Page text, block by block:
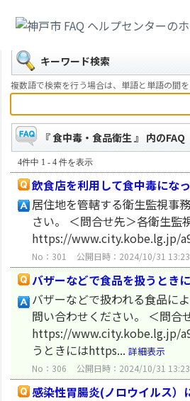
戻る
キーワード検索
複数語で検索を行う場合は、単語と単語の間を
『 食中毒・食品衛生 』 内のFAQ
4件中 1 - 4 件を表示
飲食店を利用して食中毒にな
居住地を管轄する衛生監視事
さい。 ＜問合せ先＞各衛生監
https://www.city.kobe.lg.jp/
No：301 公開日時：2024/10/31 13:23
バザーなどで食品を扱うとき
バザーなどで扱われる食品に
問い合わせください。 ＜問合
https://www.city.kobe.lg.jp/
うときにはhttps... 詳細表示
No：306 公開日時：2024/10/31 13:23
感染性胃腸炎(ノロウイルス）